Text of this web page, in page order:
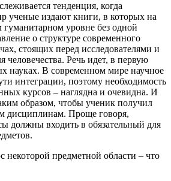
тенденция, когда
ученые издают книги, в которых на
уровне без одной
о структуре современного
стоящих перед исследователями и
человечества. Речь идет, в первую
науках. В современном мире научное
интеграции, поэтому необходимость
курсов – наглядна и очевидна. И
образом, чтобы ученик получил
дисциплинам. Проще говоря,
должны входить в обязательный для
некоторой предметной области – что